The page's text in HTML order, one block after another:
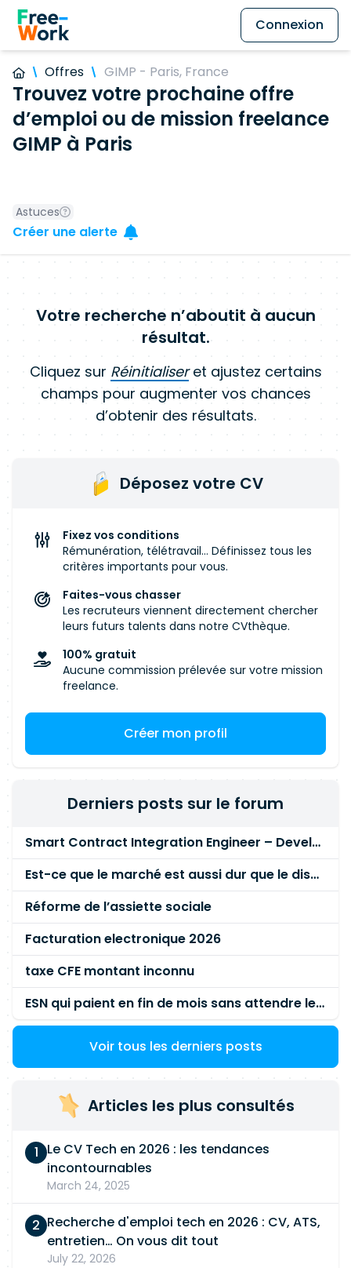
Connexion
Offres GIMP - Paris, France
Trouvez votre prochaine offre
d’emploi ou de mission freelance
GIMP à Paris
Astuces
Créer une alerte
Votre recherche n’aboutit à aucun
résultat.
Cliquez sur Réinitialiseret ajustez certains
champs pour augmenter vos chances
d’obtenir des résultats.
Déposez votre CV
Fixez vos conditions
Rémunération, télétravail... Définissez tous les
critères importants pour vous.
Faites-vous chasser
Les recruteurs viennent directement chercher
leurs futurs talents dans notre CVthèque.
100% gratuit
Aucune commission prélevée sur votre mission
freelance.
Créer mon profil
Derniers posts sur le forum
Smart Contract Integration Engineer – Developer Reputation Platform
Est-ce que le marché est aussi dur que le disent les commerciaux ?
Réforme de l’assiette sociale
Facturation electronique 2026
taxe CFE montant inconnu
ESN qui paient en fin de mois sans attendre le paiement client ?
Voir tous les derniers posts
Articles les plus consultés
Le CV Tech en 2026 : les tendances
incontournables
March 24, 2025
Recherche d'emploi tech en 2026 : CV, ATS,
entretien… On vous dit tout
July 22, 2026